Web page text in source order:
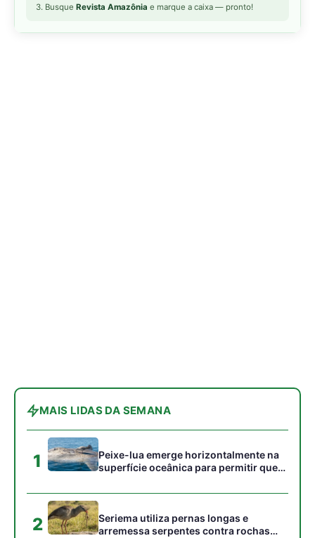
3. Busque Revista Amazônia e marque a caixa — pronto!
MAIS LIDAS DA SEMANA
1
Peixe-lua emerge horizontalmente na
superfície oceânica para permitir que
acumulados em sua pele
2
Seriema utiliza pernas longas e
arremessa serpentes contra rochas